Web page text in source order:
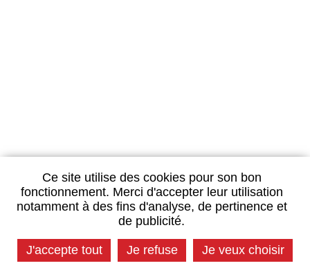
Ce site utilise des cookies pour son bon
fonctionnement. Merci d'accepter leur utilisation
notamment à des fins d'analyse, de pertinence et
de publicité.
J'accepte tout Je refuse Je veux choisir